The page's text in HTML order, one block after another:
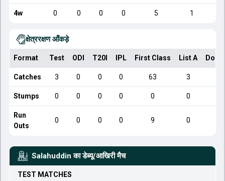
4w 0 0 0 0 5 1
क्षेत्ररक्षण आँकड़े
Format Test ODI T20I IPL First Class List A
Catches 3 0 0 0 63 3
Stumps 0 0 0 0 0 0
Run
Outs
0 0 0 0 9 0
Salahuddin का डेब्यू/आखिरी मैच
TEST MATCHES